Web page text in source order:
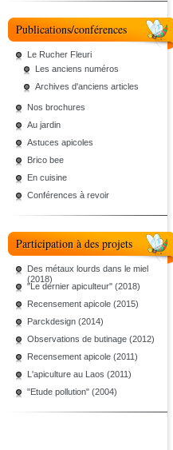
Publications/conférences
Le Rucher Fleuri
Les anciens numéros
Archives d'anciens articles
Nos brochures
Au jardin
Astuces apicoles
Brico bee
En cuisine
Conférences à revoir
Participation à des projets
Des métaux lourds dans le miel
(2018)
"Le dernier apiculteur" (2018)
Recensement apicole (2015)
Parckdesign (2014)
Observations de butinage (2012)
Recensement apicole (2011)
L'apiculture au Laos (2011)
"Etude pollution" (2004)